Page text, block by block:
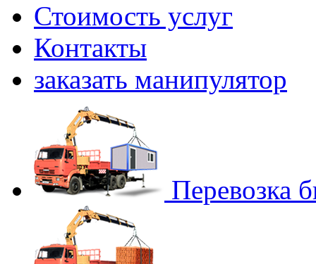
Стоимость услуг
Контакты
заказать манипулятор
Перевозка